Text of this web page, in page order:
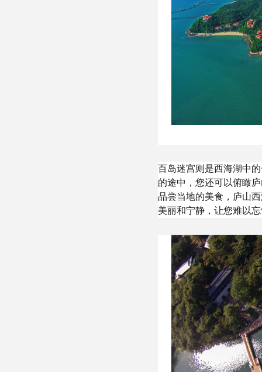
百岛迷宫则是西海湖中
的途中，您还可以俯瞰
品尝当地的美食，庐山
美丽和宁静，让您难以